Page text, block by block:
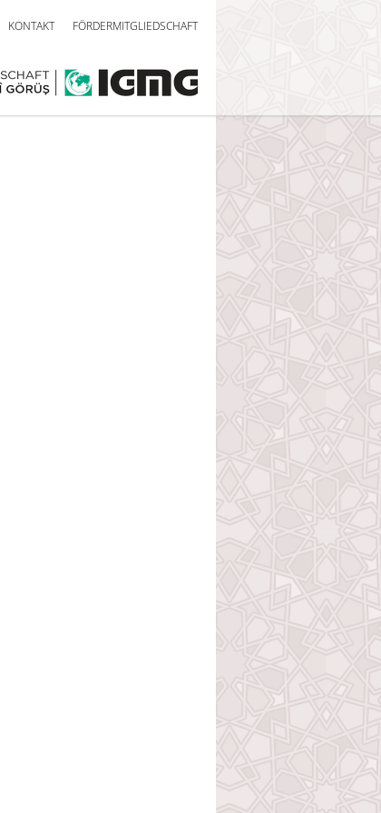
KONTAKT FÖRDERMITGLIEDSCHAFT